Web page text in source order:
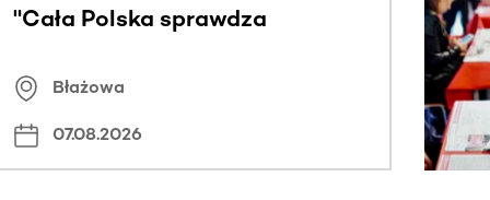
"Cała Polska sprawdza
Błażowa
07.08.2026